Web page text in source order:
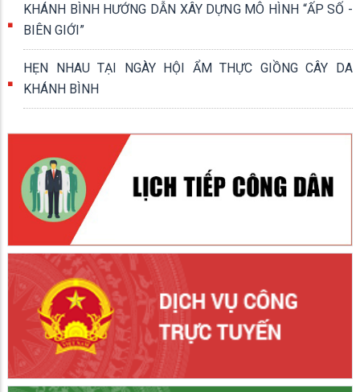
KHÁNH BÌNH HƯỚNG DẪN XÂY DỰNG MÔ HÌNH “ẤP SỐ -
BIÊN GIỚI”
HẸN NHAU TẠI NGÀY HỘI ẨM THỰC GIỒNG CÂY DA
KHÁNH BÌNH